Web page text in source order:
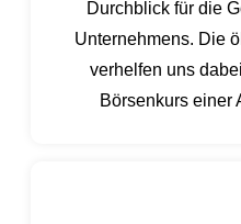
Durchblick für die
Unternehmens. Die
verhelfen uns
Börsenkurs einer